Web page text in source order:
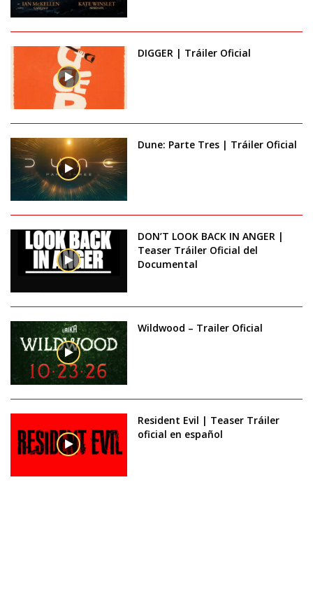
DIGGER | Tráiler Oficial
Dune: Parte Tres | Tráiler Oficial
DON’T LOOK BACK IN ANGER |
Teaser Tráiler Oficial del
Documental
Wildwood – Trailer Oficial
Resident Evil | Teaser Tráiler
oficial en español